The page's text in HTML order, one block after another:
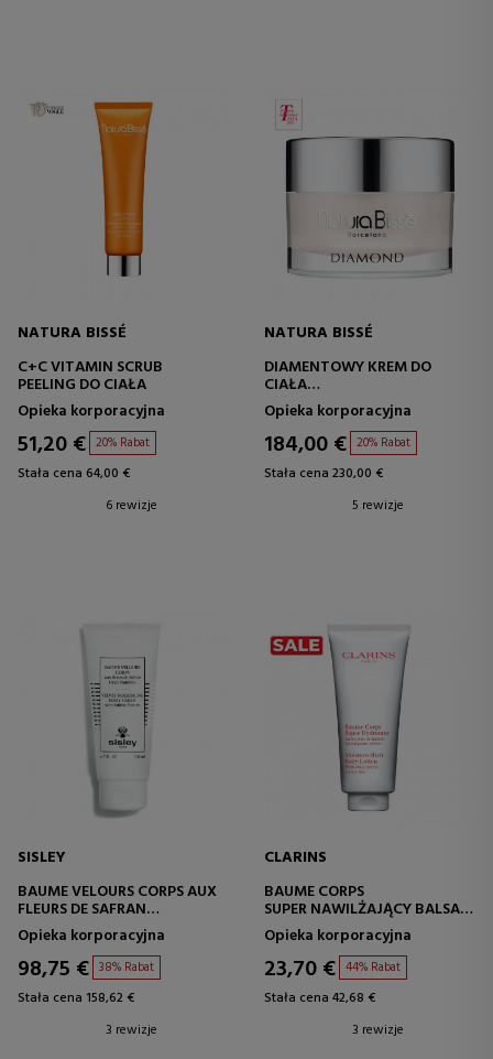
NATURA BISSÉ
C+C VITAMIN SCRUB
PEELING DO CIAŁA
Opieka korporacyjna
51,20 € 20% Rabat
Stała cena 64,00 €
6 rewizje
NATURA BISSÉ
DIAMENTOWY KREM DO
CIAŁA
KREM PRZECIWSTARZENIOWY
DO CIAŁA
Opieka korporacyjna
184,00 € 20% Rabat
Stała cena 230,00 €
5 rewizje
SISLEY
BAUME VELOURS CORPS AUX
FLEURS DE SAFRAN
KOJĄCY KREM DO CIAŁA
Opieka korporacyjna
98,75 € 38% Rabat
Stała cena 158,62 €
3 rewizje
CLARINS
BAUME CORPS
SUPER NAWILŻAJĄCY BALSAM
DO CIAŁA
Opieka korporacyjna
23,70 € 44% Rabat
Stała cena 42,68 €
3 rewizje